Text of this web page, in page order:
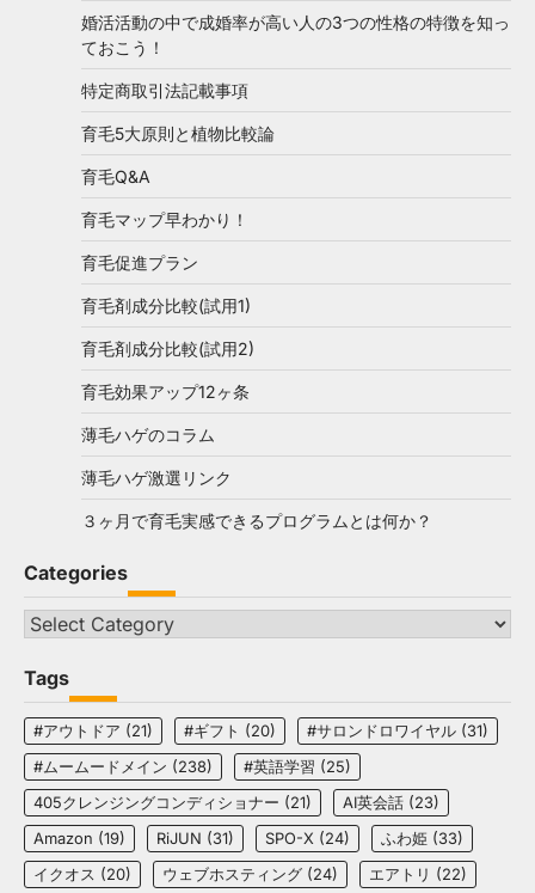
婚活活動の中で成婚率が高い人の3つの性格の特徴を知っ
ておこう！
特定商取引法記載事項
育毛5大原則と植物比較論
育毛Q&A
育毛マップ早わかり！
育毛促進プラン
育毛剤成分比較(試用1)
育毛剤成分比較(試用2)
育毛効果アップ12ヶ条
薄毛ハゲのコラム
薄毛ハゲ激選リンク
３ヶ月で育毛実感できるプログラムとは何か？
Categories
Categories
Tags
#アウトドア (21) #ギフト (20) #サロンドロワイヤル (31)
#ムームードメイン (238) #英語学習 (25)
405クレンジングコンディショナー (21) AI英会話 (23)
Amazon (19) RiJUN (31) SPO-X (24) ふわ姫 (33)
イクオス (20) ウェブホスティング (24) エアトリ (22)